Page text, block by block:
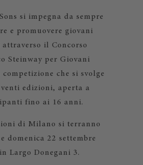
si impegna da sempre
e promuovere giovani
il Concorso
Steinway per Giovani
che si svolge
edizioni, aperta a
fino ai 16 anni.
di Milano si terranno
domenica 22 settembre
Largo Donegani 3.